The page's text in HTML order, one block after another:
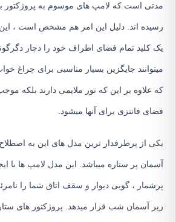
مدتی است که لامپ های موسوم به پروژکتور
رسیده اند. دلیل این امر هم مشخص است ،
یک کلید تمام فضای اطراف خود را دچار
میتوانند جایگزین بسیار مناسبی برای چراغ
که علاوه بر این که نور ملایمی دارند بلکه
فضای فانتزی برای آنها میشود.
یکی از پرطرفدار ترین مدل های این به
آسمان پر ستاره میباشد. این مدل لامپ ها با
پرشمار ، گویی دیوار و سقف اتاق شما را
زیر آسمان شب قرار میدهد. پروژکتور های